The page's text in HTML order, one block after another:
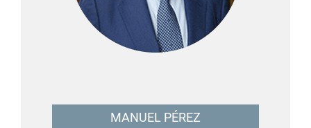
MANUEL PÉREZ